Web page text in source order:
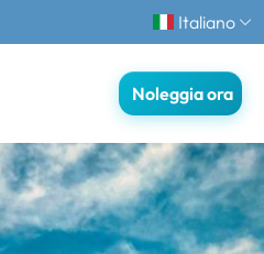
Italiano
Noleggia ora